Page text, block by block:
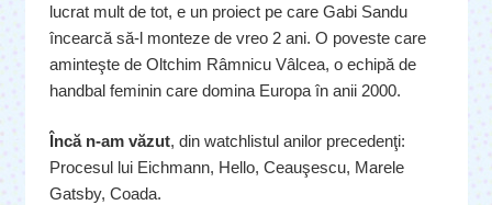
lucrat mult de tot, e un proiect pe care Gabi Sandu
încearcă să-l monteze de vreo 2 ani. O poveste care
aminteşte de Oltchim Râmnicu Vâlcea, o echipă de
handbal feminin care domina Europa în anii 2000.
Încă n-am văzut, din watchlistul anilor precedenţi:
Procesul lui Eichmann, Hello, Ceauşescu, Marele
Gatsby, Coada.